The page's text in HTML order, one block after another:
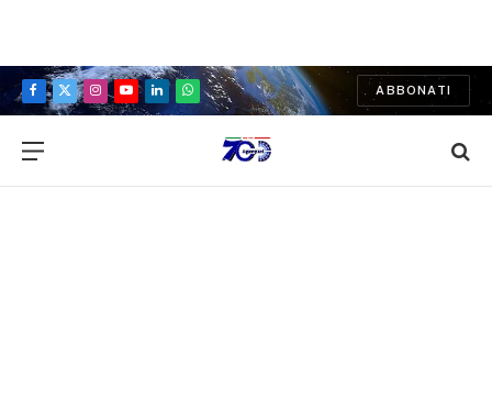
Facebook
X
Instagram
YouTubeLinkedInWhatsApp
ABBONATI